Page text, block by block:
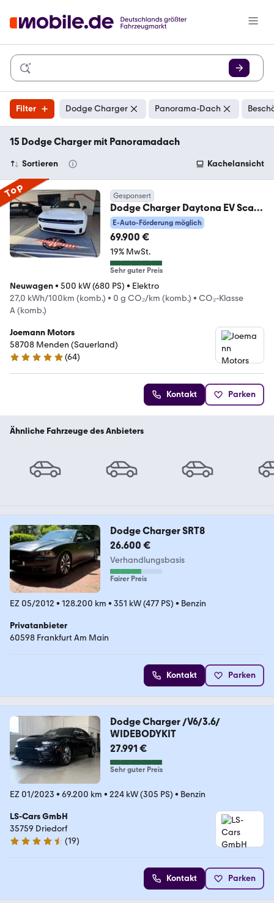
Filter Dodge Charger Panorama-Dach
15 Dodge Charger mit Panoramadach
Sortieren Kachelansicht
Top Gesponsert
Dodge Charger Daytona EV Scat/
Track/ Plus/Carbon/ Sun
E-Auto-Förderung möglich
69.900 €
19% MwSt.
Sehr guter Preis
Neuwagen• 500 kW (680 PS) • Elektro
27,0 kWh/100km (komb.) • 0 g CO₂/km (komb.) • CO₂-Klasse
A (komb.)
Joemann Motors
58708 Menden (Sauerland)
4.8 Sterne
(64)
Kontakt Parken
Ähnliche Fahrzeuge des Anbieters
Dodge Charger SRT8
26.600 €
Verhandlungsbasis
Fairer Preis
EZ 05/2012 • 128.200 km • 351 kW (477 PS) • Benzin
Privatanbieter
60598 Frankfurt Am Main
Kontakt Parken
Dodge Charger /V6/3.6/
WIDEBODYKIT
27.991 €
Sehr guter Preis
EZ 01/2023 • 69.200 km • 224 kW (305 PS) • Benzin
LS-Cars GmbH
35759 Driedorf
4.3 Sterne
(19)
Kontakt Parken